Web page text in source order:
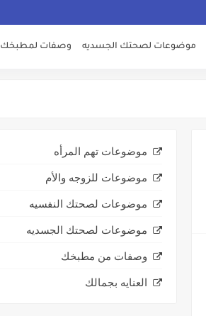
موضوعات لصحتك الجسديه وصفات لمطبخك
موضوعات تهم المرأه
موضوعات للزوجه والأم
موضوعات لصحتك النفسيه
موضوعات لصحتك الجسديه
وصفات من مطبخك
العنايه بجمالك